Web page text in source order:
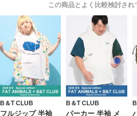
この商品とよく比較検討され
B＆T CLUB
フルジップ 半袖
B＆T CLUB
パーカー 半袖 メ